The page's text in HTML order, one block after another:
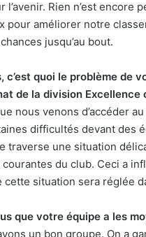
l’avenir. Rien n’est
pour améliorer notre
jusqu’au bout.
c’est quoi le problème de
de la division Excellence
nous venons d’accéder
difficultés devant des
traverse une situation
du club. Ceci a
cette situation sera réglée
que votre équipe a les
un bon groupe. On a